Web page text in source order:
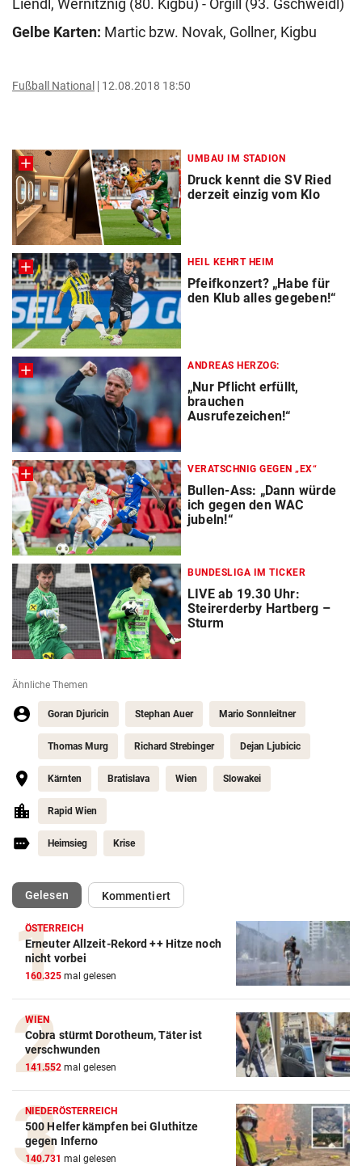
Liendl, Wernitznig (80. Kigbu) - Orgill (93. Gschweidl)
Gelbe Karten: Martic bzw. Novak, Gollner, Kigbu
Fußball National 12.08.2018 18:50
UMBAU IM STADION
Druck kennt die SV Ried
derzeit einzig vom Klo
HEIL KEHRT HEIM
Pfeifkonzert? „Habe für
den Klub alles gegeben!“
ANDREAS HERZOG:
„Nur Pflicht erfüllt,
brauchen
Ausrufezeichen!“
VERATSCHNIG GEGEN „EX“
Bullen-Ass: „Dann würde
ich gegen den WAC
jubeln!“
BUNDESLIGA IM TICKER
LIVE ab 19.30 Uhr:
Steirerderby Hartberg –
Sturm
Ähnliche Themen
Goran Djuricin Stephan Auer Mario Sonnleitner
Thomas Murg Richard Strebinger Dejan Ljubicic
Kärnten Bratislava Wien Slowakei
Rapid Wien
Heimsieg Krise
Gelesen(ausgewählt)Kommentiert
ÖSTERREICH
Erneuter Allzeit-Rekord ++ Hitze noch
nicht vorbei
160.325 mal gelesen
WIEN
Cobra stürmt Dorotheum, Täter ist
verschwunden
141.552 mal gelesen
NIEDERÖSTERREICH
500 Helfer kämpfen bei Gluthitze
gegen Inferno
140.731 mal gelesen
Action-Cam Vergleich
Crosstrainer Vergleich
ZUM VERGLEICH
E-Bike Vergleich
Elektro-Scooter Vergleich
ZUM VERGLEICH